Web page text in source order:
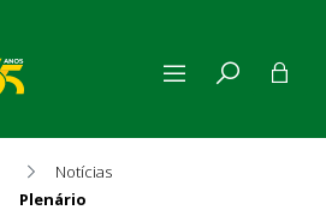
Notícias
Plenário